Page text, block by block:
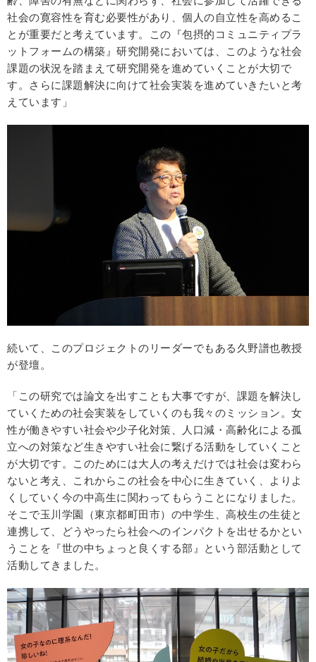
社会の寛容性を育む必要性があり、個人の自立性を高めるこ
とが重要だと考えています。この『包摂的コミュニティプラ
ットフォームの構築』研究開発においては、このような社会
課題の状況を踏まえて研究開発を進めていくことが大切で
す。さらに課題解決に向けて社会実装を進めていきたいと考
えています」
続いて、このプロジェクトのリーダーでもある久野譜也教授
が登壇。
「この研究では論文を出すことも大事ですが、課題を解決し
ていくための社会実装をしていくのも我々のミッション。女
性が働きやすい社会や少子化対策、人口減・高齢化による孤
立への対策など生きやすい社会に繋げる活動をしていくこと
が大切です。このためには大人の考えだけでは社会は変わら
ないと考え、これからこの社会を中心に生きていく、よりよ
くしていく今の中高生に関わってもらうことになりました。
そこで玉川学園（東京都町田市）の中学生、高校生の生徒と
連携して、どうやったら社会へのインパクトを出せるかとい
うことを『世の中ちょっと良くする部』という部活動として
活動してきました。